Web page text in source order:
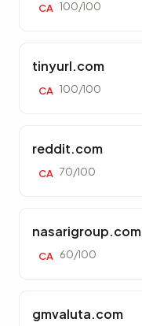
CA 100/100
tinyurl.com
CA 100/100
reddit.com
CA 70/100
nasarigroup.com
CA 60/100
gmvaluta.com